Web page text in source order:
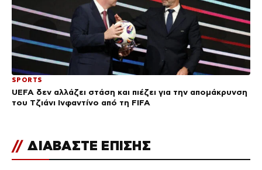
SPORTS
UEFA δεν αλλάζει στάση και πιέζει για την απομάκρυνση
του Τζιάνι Ινφαντίνο από τη FIFA
// ΔΙΑΒΑΣΤΕ ΕΠΙΣΗΣ